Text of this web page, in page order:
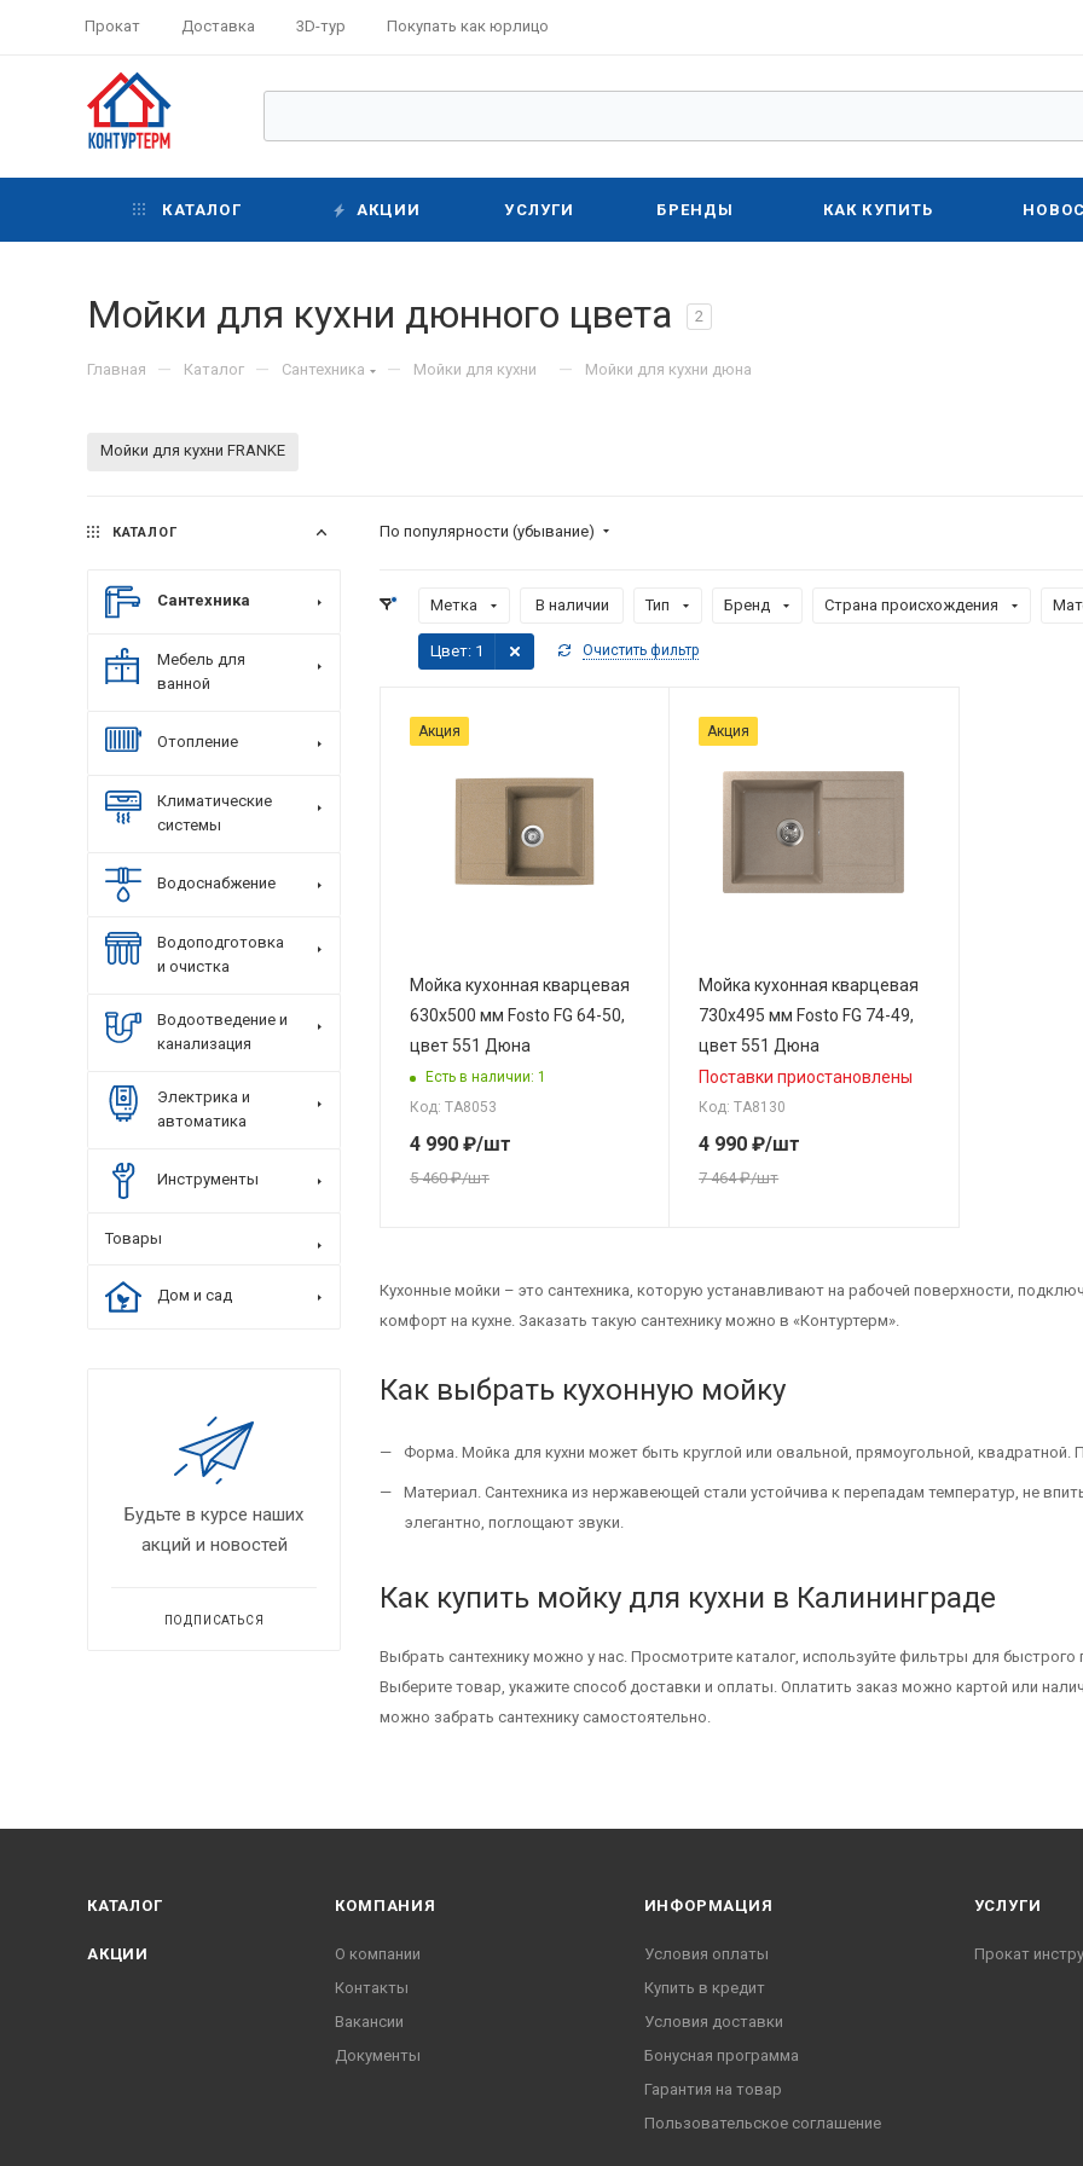
Прокат Доставка 3D-тур Покупать как юрлицо
КАТАЛОГ АКЦИИ УСЛУГИ БРЕНДЫ КАК КУПИТЬ
Мойки для кухни дюнного цвета 2
Главная — Каталог — Сантехника — Мойки для кухни — Мойки для кухни дюна
Мойки для кухни FRANKE
По популярности (убывание)
Метка В наличии Тип Бренд Страна происхождения
Цвет: 1 Очистить фильтр
Акция
Мойка кухонная кварцевая
630х500 мм Fosto FG 64-50,
цвет 551 Дюна
Есть в наличии: 1
Код: ТА8053
4 990 ₽/шт
5 460₽/шт
Акция
Мойка кухонная кварцевая
730х495 мм Fosto FG 74-49,
цвет 551 Дюна
Поставки приостановлены
Код: ТА8130
4 990 ₽/шт
7 464₽/шт
Кухонные мойки – это сантехника, которую устанавливают на рабочей поверхности,
комфорт на кухне. Заказать такую сантехнику можно в «Контуртерм».
Как выбрать кухонную мойку
Форма. Мойка для кухни может быть круглой или овальной, прямоугольной,
Материал. Сантехника из нержавеющей стали устойчива к перепадам температур, не
элегантно, поглощают звуки.
Как купить мойку для кухни в Калининграде
Выбрать сантехнику можно у нас. Просмотрите каталог, используйте фильтры для быстрого
Выберите товар, укажите способ доставки и оплаты. Оплатить заказ можно картой или
можно забрать сантехнику самостоятельно.
КАТАЛОГ
Сантехника
Мебель для
ванной
Отопление
Климатические
системы
Водоснабжение
Водоподготовка
и очистка
Водоотведение и
канализация
Электрика и
автоматика
Инструменты
Товары
Дом и сад
Будьте в курсе наших
акций и новостей
ПОДПИСАТЬСЯ
КАТАЛОГ
АКЦИИ
КОМПАНИЯ
О компании
Контакты
Вакансии
Документы
ИНФОРМАЦИЯ
Условия оплаты
Купить в кредит
Условия доставки
Бонусная программа
Гарантия на товар
Пользовательское соглашение
УСЛУГИ
Прокат